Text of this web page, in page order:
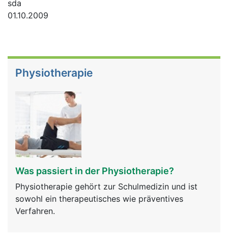
sda
01.10.2009
Physiotherapie
Was passiert in der Physiotherapie?
Physiotherapie gehört zur Schulmedizin und ist
sowohl ein therapeutisches wie präventives
Verfahren.